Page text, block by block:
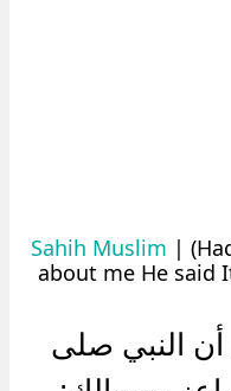
Sahih Muslim |
about me He said
النبي صلى